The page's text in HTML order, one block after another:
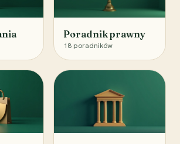
Poradnik prawny
18 poradników